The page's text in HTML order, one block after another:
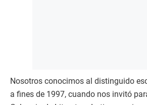
Nosotros conocimos al distinguido
a fines de 1997, cuando nos invitó